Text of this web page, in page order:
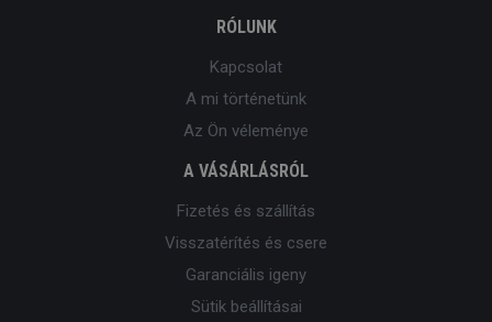
RÓLUNK
Kapcsolat
A mi történetünk
Az Ön véleménye
A VÁSÁRLÁSRÓL
Fizetés és szállítás
Visszatérítés és csere
Garanciális igeny
Sütik beállításai